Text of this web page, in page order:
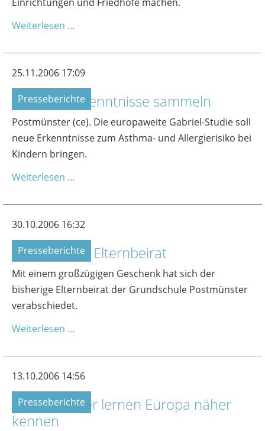
Weiterlesen …
25.11.2006 17:09
Presseberichte
Wichtige Erkenntnisse sammeln
Postmünster (ce). Die europaweite Gabriel-Studie soll
neue Erkenntnisse zum Asthma- und Allergierisiko bei
Kindern bringen.
Weiterlesen …
30.10.2006 16:32
Presseberichte
Wahlen zum Elternbeirat
Mit einem großzügigen Geschenk hat sich der
bisherige Elternbeirat der Grundschule Postmünster
verabschiedet.
Weiterlesen …
13.10.2006 14:56
Presseberichte
Grundschüler lernen Europa näher
kennen